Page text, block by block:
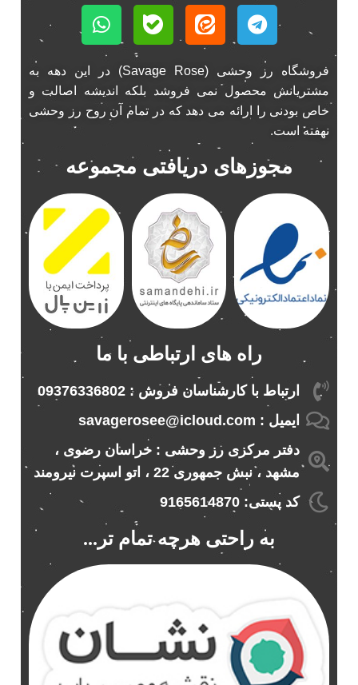
فروشگاه رز وحشی (Savage Rose) در این دهه به
مشتریانش محصول نمی فروشد بلکه اندیشه اصالت و
خاص بودنی را ارائه می دهد که در تمام آن روح رز وحشی
نهفته است.
مجوزهای دریافتی مجموعه
راه های ارتباطی با ما
ارتباط با کارشناسان فروش : 09376336802
ایمیل : savagerosee@icloud.com
دفتر مرکزی رز وحشی : خراسان رضوی ،
مشهد ، نبش جمهوری 22 ، اتو اسپرت نیرومند
کد پستی: 9165614870
به راحتی هرچه تمام تر...